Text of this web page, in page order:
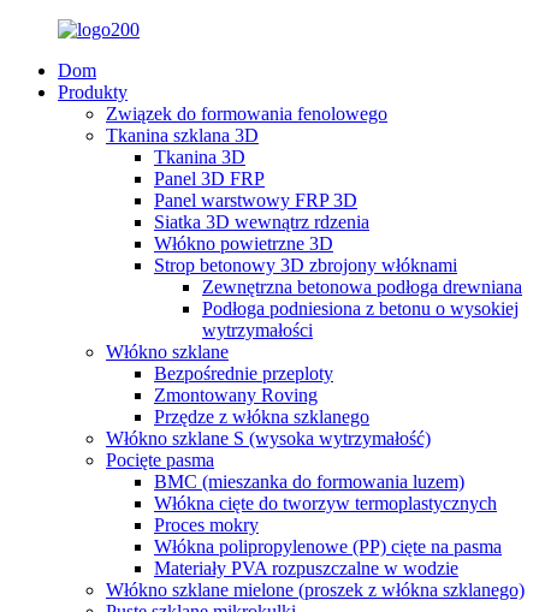
Dom
Produkty
Związek do formowania fenolowego
Tkanina szklana 3D
Tkanina 3D
Panel 3D FRP
Panel warstwowy FRP 3D
Siatka 3D wewnątrz rdzenia
Włókno powietrzne 3D
Strop betonowy 3D zbrojony włóknami
Zewnętrzna betonowa podłoga drewniana
Podłoga podniesiona z betonu o wysokiej
wytrzymałości
Włókno szklane
Bezpośrednie przeploty
Zmontowany Roving
Przędze z włókna szklanego
Włókno szklane S (wysoka wytrzymałość)
Pocięte pasma
BMC (mieszanka do formowania luzem)
Włókna cięte do tworzyw termoplastycznych
Proces mokry
Włókna polipropylenowe (PP) cięte na pasma
Materiały PVA rozpuszczalne w wodzie
Włókno szklane mielone (proszek z włókna szklanego)